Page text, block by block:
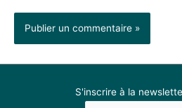
S'inscrire à la